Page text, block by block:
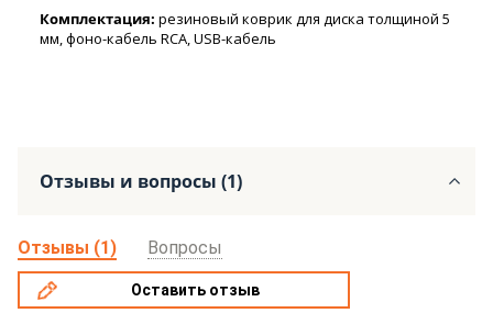
Комплектация: резиновый коврик для диска толщиной 5
мм, фоно-кабель RCA, USB-кабель
Отзывы и вопросы (1)
Отзывы (1) Вопросы
Оставить отзыв